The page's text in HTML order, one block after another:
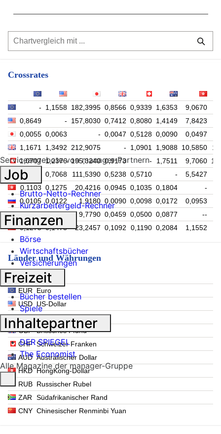
Crossrates
- 1,1558 182,3995 0,8566 0,9339 1,6353 9,0670
0,8649
- 157,8030 0,7412 0,8080 1,4149 7,8423
0,0055 0,0063 - 0,0047 0,5128 0,0090 0,0497
1,1671
1,3492 212,9075 - 1,0901 1,9088 10,5850
1,0707 1,2376 195,3240 0,9173 - 1,7511 9,7060
0,6115
0,7068 111,5390 0,5238 0,5710 - 5,5427
0,1103 0,1275 20,4216 0,0945 0,1035 0,1804 -
0,0105 0,0122 1,9180 0,0090 0,0098 0,0172
0,0953
0,0536 0,0620 9,7790 0,0459 0,0500 0,0877 --
0,1275 0,1473 23,2457 0,1092 0,1190 0,2084 1,1552
Länder und Währungen
EUR Euro
USD US-Dollar
JPY
Japanischer Yen
GBP Britisches Pfund
CHF Schweizer Franken
AUD Australischer Dollar
HKD HongKong-Dollar
RUB Russischer Rubel
ZAR Südafrikanischer Rand
CNY Chinesischer Renminbi Yuan
Serviceangebote von manager-Partnern
Job
Brutto-Netto-Rechner
Kurzarbeitergeld-Rechner
Finanzen
Börse
Wirtschaftsbücher
Versicherungen
Freizeit
Bücher bestellen
Spiele
Inhaltepartner
DER SPIEGEL
The Economist
Alle Magazine der manager-Gruppe